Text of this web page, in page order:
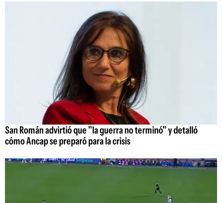
San Román advirtió que "la guerra no terminó" y detalló
cómo Ancap se preparó para la crisis